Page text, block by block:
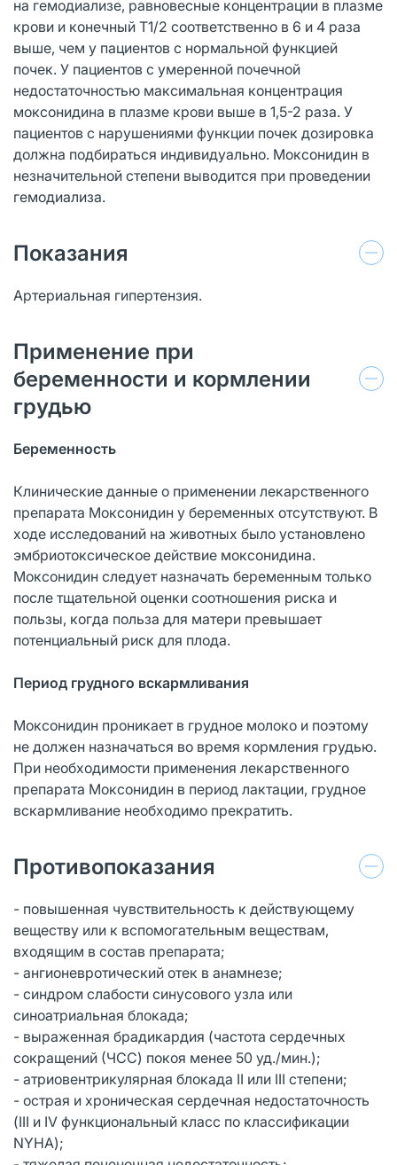
на гемодиализе, равновесные концентрации в плазме
крови и конечный Т1/2 соответственно в 6 и 4 раза
выше, чем у пациентов с нормальной функцией
почек. У пациентов с умеренной почечной
недостаточностью максимальная концентрация
моксонидина в плазме крови выше в 1,5-2 раза. У
пациентов с нарушениями функции почек дозировка
должна подбираться индивидуально. Моксонидин в
незначительной степени выводится при проведении
гемодиализа.
Показания
Артериальная гипертензия.
Применение при
беременности и кормлении
грудью
Беременность
Клинические данные о применении лекарственного
препарата Моксонидин у беременных отсутствуют. В
ходе исследований на животных было установлено
эмбриотоксическое действие моксонидина.
Моксонидин следует назначать беременным только
после тщательной оценки соотношения риска и
пользы, когда польза для матери превышает
потенциальный риск для плода.
Период грудного вскармливания
Моксонидин проникает в грудное молоко и поэтому
не должен назначаться во время кормления грудью.
При необходимости применения лекарственного
препарата Моксонидин в период лактации, грудное
вскармливание необходимо прекратить.
Противопоказания
- повышенная чувствительность к действующему
веществу или к вспомогательным веществам,
входящим в состав препарата;
- ангионевротический отек в анамнезе;
- синдром слабости синусового узла или
синоатриальная блокада;
- выраженная брадикардия (частота сердечных
сокращений (ЧСС) покоя менее 50 уд./мин.);
- атриовентрикулярная блокада II или III степени;
- острая и хроническая сердечная недостаточность
(III и IV функциональный класс по классификации
NYHA);